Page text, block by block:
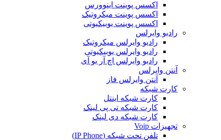
اکسس پوینت اینوورس
اکسس پوینت میکروتیک
اکسس پوینت یوبیکیوتی
رادیو وایرلس
رادیو وایرلس میکروتیک
رادیو وایرلس یوبیکیوتی
رادیو وایرلس اچ آر یو آی
آنتن وایرلس
آنتن وایرلس فاز
کارت شبکه
کارت شبکه اینتل
کارت شبکه تی پی لینک
کارت شبکه دی لینک
تجهیزات Voip
تلفن تحت شبکه (IP Phone)